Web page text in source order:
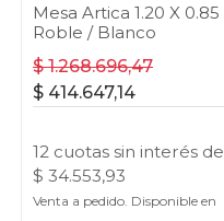
Mesa Artica 1.20 X 0.85
Roble / Blanco
$1.268.696,47
$ 414.647,14
12 cuotas sin interés de
$ 34.553,93
Venta a pedido. Disponible en